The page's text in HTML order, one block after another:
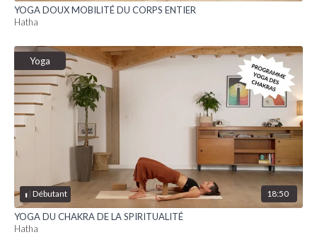
YOGA DOUX MOBILITÉ DU CORPS ENTIER
Hatha
Débutant
Yoga
18:50
YOGA DU CHAKRA DE LA SPIRITUALITÉ
Hatha